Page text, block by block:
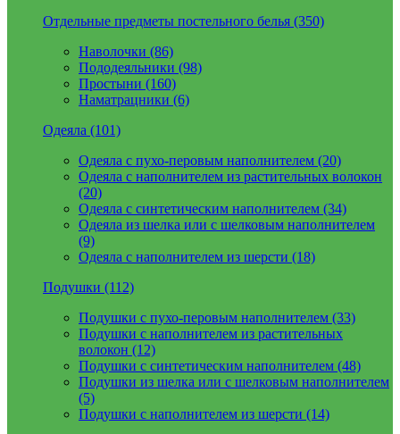
Отдельные предметы постельного белья (350)
Наволочки (86)
Пододеяльники (98)
Простыни (160)
Наматрацники (6)
Одеяла (101)
Одеяла с пухо-перовым наполнителем (20)
Одеяла с наполнителем из растительных волокон
(20)
Одеяла с синтетическим наполнителем (34)
Одеяла из шелка или с шелковым наполнителем
(9)
Одеяла с наполнителем из шерсти (18)
Подушки (112)
Подушки с пухо-перовым наполнителем (33)
Подушки с наполнителем из растительных
волокон (12)
Подушки с синтетическим наполнителем (48)
Подушки из шелка или с шелковым наполнителем
(5)
Подушки с наполнителем из шерсти (14)